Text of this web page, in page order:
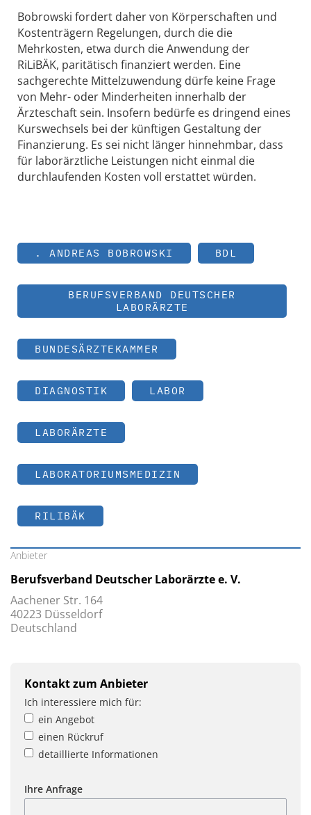
Bobrowski fordert daher von Körperschaften und
Kostenträgern Regelungen, durch die die
Mehrkosten, etwa durch die Anwendung der
RiLiBÄK, paritätisch finanziert werden. Eine
sachgerechte Mittelzuwendung dürfe keine Frage
von Mehr- oder Minderheiten innerhalb der
Ärzteschaft sein. Insofern bedürfe es dringend eines
Kurswechsels bei der künftigen Gestaltung der
Finanzierung. Es sei nicht länger hinnehmbar, dass
für laborärztliche Leistungen nicht einmal die
durchlaufenden Kosten voll erstattet würden.
. ANDREAS BOBROWSKI BDL
BERUFSVERBAND DEUTSCHER
LABORÄRZTE
BUNDESÄRZTEKAMMER
DIAGNOSTIK LABOR
LABORÄRZTE
LABORATORIUMSMEDIZIN
RILIBÄK
Anbieter
Berufsverband Deutscher Laborärzte e. V.
Aachener Str. 164
40223 Düsseldorf
Deutschland
Kontakt zum Anbieter
Ich interessiere mich für:
ein Angebot
einen Rückruf
detaillierte Informationen
Ihre Anfrage